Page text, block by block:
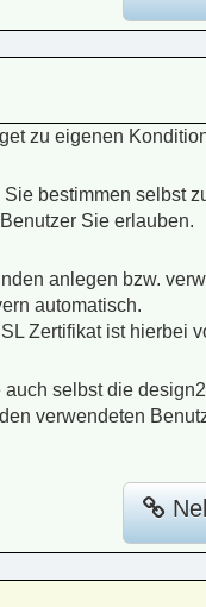
zu eigenen
bestimmen selbst
Sie erlauben.
anlegen bzw.
automatisch.
Zertifikat ist hierbei
selbst die
verwendeten